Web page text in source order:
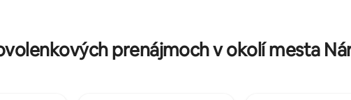
prenájmoch v okolí mesta